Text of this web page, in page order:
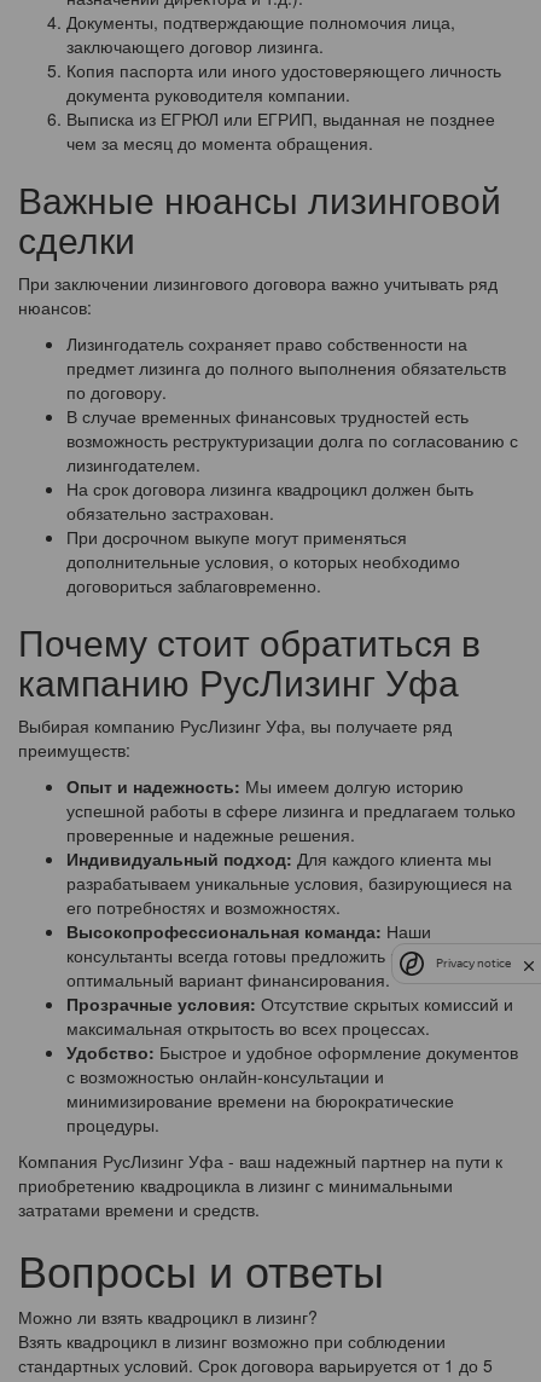
Документы, подтверждающие полномочия лица,
заключающего договор лизинга.
Копия паспорта или иного удостоверяющего личность
документа руководителя компании.
Выписка из ЕГРЮЛ или ЕГРИП, выданная не позднее
чем за месяц до момента обращения.
Важные нюансы лизинговой
сделки
При заключении лизингового договора важно учитывать ряд
нюансов:
Лизингодатель сохраняет право собственности на
предмет лизинга до полного выполнения обязательств
по договору.
В случае временных финансовых трудностей есть
возможность реструктуризации долга по согласованию с
лизингодателем.
На срок договора лизинга квадроцикл должен быть
обязательно застрахован.
При досрочном выкупе могут применяться
дополнительные условия, о которых необходимо
договориться заблаговременно.
Почему стоит обратиться в
кампанию РусЛизинг Уфа
Выбирая компанию РусЛизинг Уфа, вы получаете ряд
преимуществ:
Опыт и надежность: Мы имеем долгую историю
успешной работы в сфере лизинга и предлагаем только
проверенные и надежные решения.
Индивидуальный подход: Для каждого клиента мы
разрабатываем уникальные условия, базирующиеся на
его потребностях и возможностях.
Высокопрофессиональная команда: Наши
консультанты всегда готовы предложить вам
оптимальный вариант финансирования.
Прозрачные условия: Отсутствие скрытых комиссий и
максимальная открытость во всех процессах.
Удобство: Быстрое и удобное оформление документов
с возможностью онлайн-консультации и
минимизирование времени на бюрократические
процедуры.
Компания РусЛизинг Уфа - ваш надежный партнер на пути к
приобретению квадроцикла в лизинг с минимальными
затратами времени и средств.
Вопросы и ответы
Можно ли взять квадроцикл в лизинг?
Взять квадроцикл в лизинг возможно при соблюдении
стандартных условий. Срок договора варьируется от 1 до 5
Privacy notice